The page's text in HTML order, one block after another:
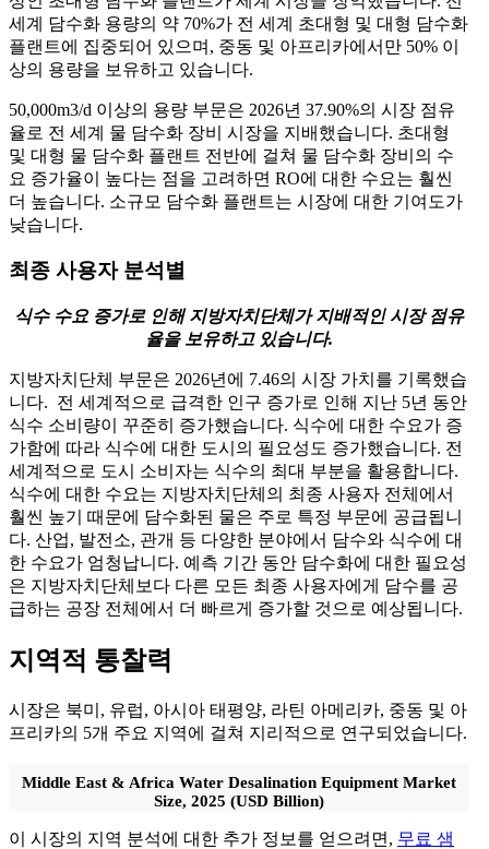
세계 담수화 용량의 약 70%가 전 세계 초대형 및 대형 담수화
플랜트에 집중되어 있으며, 중동 및 아프리카에서만 50% 이
상의 용량을 보유하고 있습니다.
50,000m3/d 이상의 용량 부문은 2026년 37.90%의 시장 점유
율로 전 세계 물 담수화 장비 시장을 지배했습니다. 초대형
및 대형 물 담수화 플랜트 전반에 걸쳐 물 담수화 장비의 수
요 증가율이 높다는 점을 고려하면 RO에 대한 수요는 훨씬
더 높습니다. 소규모 담수화 플랜트는 시장에 대한 기여도가
낮습니다.
최종 사용자 분석별
식수 수요 증가로 인해 지방자치단체가 지배적인 시장 점유
율을 보유하고 있습니다.
지방자치단체 부문은 2026년에 7.46의 시장 가치를 기록했습
니다. 전 세계적으로 급격한 인구 증가로 인해 지난 5년 동안
식수 소비량이 꾸준히 증가했습니다. 식수에 대한 수요가 증
가함에 따라 식수에 대한 도시의 필요성도 증가했습니다. 전
세계적으로 도시 소비자는 식수의 최대 부분을 활용합니다.
식수에 대한 수요는 지방자치단체의 최종 사용자 전체에서
훨씬 높기 때문에 담수화된 물은 주로 특정 부문에 공급됩니
다. 산업, 발전소, 관개 등 다양한 분야에서 담수와 식수에 대
한 수요가 엄청납니다. 예측 기간 동안 담수화에 대한 필요성
은 지방자치단체보다 다른 모든 최종 사용자에게 담수를 공
급하는 공장 전체에서 더 빠르게 증가할 것으로 예상됩니다.
지역적 통찰력
시장은 북미, 유럽, 아시아 태평양, 라틴 아메리카, 중동 및 아
프리카의 5개 주요 지역에 걸쳐 지리적으로 연구되었습니다.
Middle East & Africa Water Desalination Equipment Market
Size, 2025 (USD Billion)
이 시장의 지역 분석에 대한 추가 정보를 얻으려면, 무료 샘